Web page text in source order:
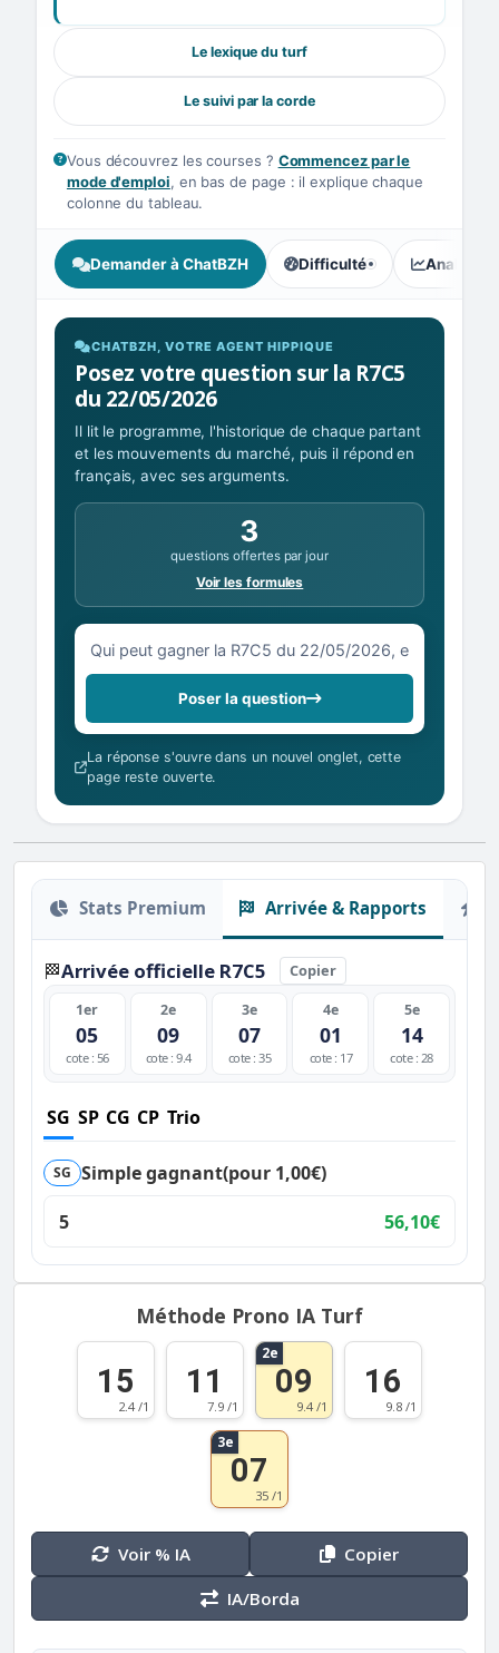
Le lexique du turf
Le suivi par la corde
Vous découvrez les courses ? Commencez par le
mode d'emploi, en bas de page : il explique chaque
colonne du tableau.
Demander à ChatBZH Difficulté
, tendance des parieurs :
Analyse
CHATBZH, VOTRE AGENT HIPPIQUE
Posez votre question sur la R7C5
du 22/05/2026
Il lit le programme, l'historique de chaque partant
et les mouvements du marché, puis il répond en
français, avec ses arguments.
3
questions offertes par jour
Voir les formules
Votre question sur la R7C5 du 22/05/2026
Poser la question
La réponse s'ouvre dans un nouvel onglet, cette
page reste ouverte.
Stats Premium Arrivée & Rapports
🏁Arrivée officielle R7C5 Copier
1er
05
cote : 56
2e
09
cote : 9.4
3e
07
cote : 35
4e
01
cote : 17
5e
14
cote : 28
SG SP CG CP Trio
SG Simple gagnant(pour 1,00€)
5
56,10€
Méthode Prono IA Turf
15
2.4 /1
11
7.9 /1
2e
09
9.4 /1
16
9.8 /1
3e
07
35 /1
Voir % IA
Copier
IA/Borda